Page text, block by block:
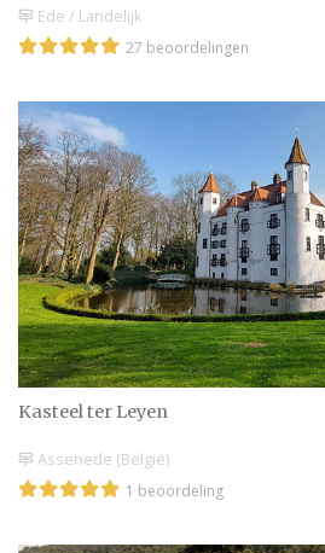
Ede / Landelijk
27 beoordelingen
Kasteel ter Leyen
Assenede (België)
1 beoordeling